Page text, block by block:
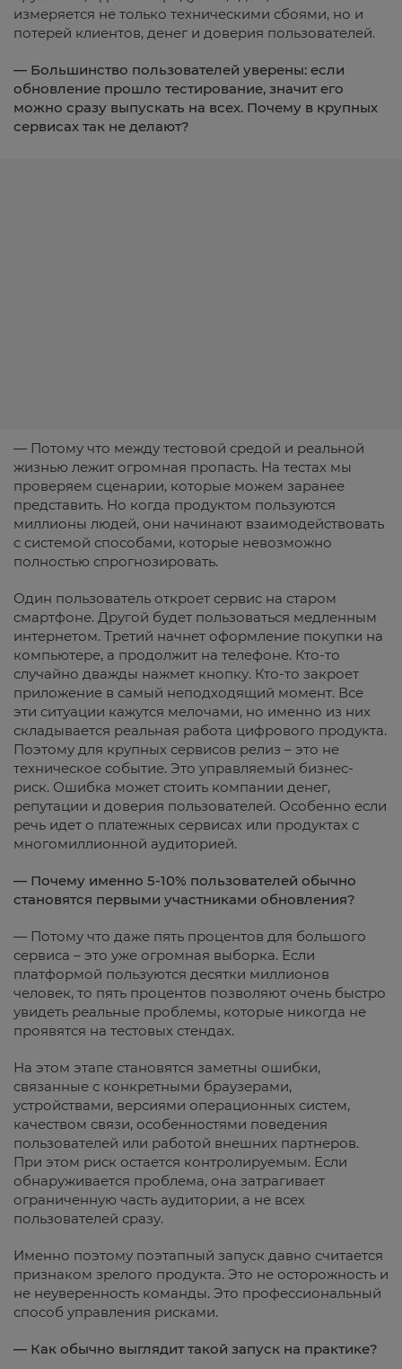
измеряется не только техническими сбоями, но и
потерей клиентов, денег и доверия пользователей.
— Большинство пользователей уверены: если
обновление прошло тестирование, значит его
можно сразу выпускать на всех. Почему в крупных
сервисах так не делают?
— Потому что между тестовой средой и реальной
жизнью лежит огромная пропасть. На тестах мы
проверяем сценарии, которые можем заранее
представить. Но когда продуктом пользуются
миллионы людей, они начинают взаимодействовать
с системой способами, которые невозможно
полностью спрогнозировать.
Один пользователь откроет сервис на старом
смартфоне. Другой будет пользоваться медленным
интернетом. Третий начнет оформление покупки на
компьютере, а продолжит на телефоне. Кто-то
случайно дважды нажмет кнопку. Кто-то закроет
приложение в самый неподходящий момент. Все
эти ситуации кажутся мелочами, но именно из них
складывается реальная работа цифрового продукта.
Поэтому для крупных сервисов релиз – это не
техническое событие. Это управляемый бизнес-
риск. Ошибка может стоить компании денег,
репутации и доверия пользователей. Особенно если
речь идет о платежных сервисах или продуктах с
многомиллионной аудиторией.
— Почему именно 5-10% пользователей обычно
становятся первыми участниками обновления?
— Потому что даже пять процентов для большого
сервиса – это уже огромная выборка. Если
платформой пользуются десятки миллионов
человек, то пять процентов позволяют очень быстро
увидеть реальные проблемы, которые никогда не
проявятся на тестовых стендах.
На этом этапе становятся заметны ошибки,
связанные с конкретными браузерами,
устройствами, версиями операционных систем,
качеством связи, особенностями поведения
пользователей или работой внешних партнеров.
При этом риск остается контролируемым. Если
обнаруживается проблема, она затрагивает
ограниченную часть аудитории, а не всех
пользователей сразу.
Именно поэтому поэтапный запуск давно считается
признаком зрелого продукта. Это не осторожность и
не неуверенность команды. Это профессиональный
способ управления рисками.
— Как обычно выглядит такой запуск на практике?